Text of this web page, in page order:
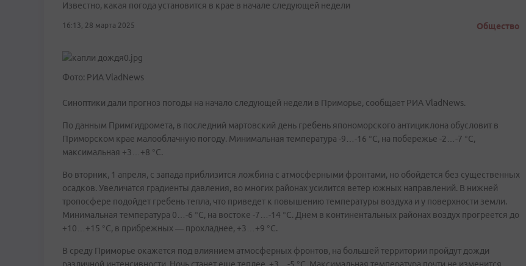
Известно, какая погода установится в крае в начале следующей недели
16:13, 28 марта 2025 Общество
Фото: РИА VladNews
Синоптики дали прогноз погоды на начало следующей недели в Приморье, сообщает РИА VladNews.
По данным Примгидромета, в последний мартовский день гребень япономорского антициклона обусловит в
Приморском крае малооблачную погоду. Минимальная температура -9…-16 °С, на побережье -2…-7 °С,
максимальная +3…+8 °С.
Во вторник, 1 апреля, с запада приблизится ложбина с атмосферными фронтами, но обойдется без существенных
осадков. Увеличатся градиенты давления, во многих районах усилится ветер южных направлений. В нижней
тропосфере подойдет гребень тепла, что приведет к повышению температуры воздуха и у поверхности земли.
Минимальная температура 0…-6 °С, на востоке -7…-14 °С. Днем в континентальных районах воздух прогреется до
+10…+15 °С, в прибрежных — прохладнее, +3…+9 °С.
В среду Приморье окажется под влиянием атмосферных фронтов, на большей территории пройдут дожди